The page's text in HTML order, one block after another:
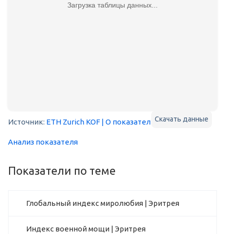
Загрузка таблицы данных...
Скачать данные
Источник: ETH Zurich KOF | О показателе
Анализ показателя
Показатели по теме
Глобальный индекс миролюбия | Эритрея
Индекс военной мощи | Эритрея